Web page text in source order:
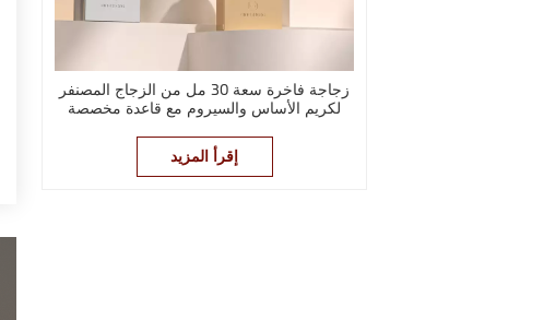
زجاجة فاخرة سعة 30 مل من الزجاج المصنفر
لكريم الأساس والسيروم مع قاعدة مخصصة
إقرأ المزيد